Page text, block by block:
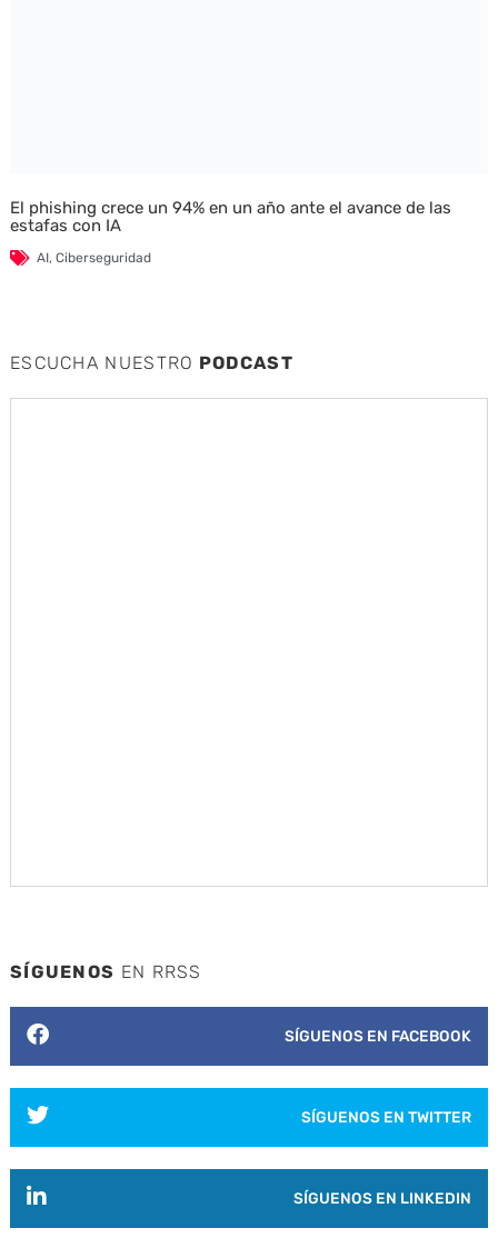
El phishing crece un 94% en un año ante el avance de las
estafas con IA
AI, Ciberseguridad
ESCUCHA NUESTRO PODCAST
SÍGUENOS EN RRSS
SÍGUENOS EN FACEBOOK
SÍGUENOS EN TWITTER
SÍGUENOS EN LINKEDIN